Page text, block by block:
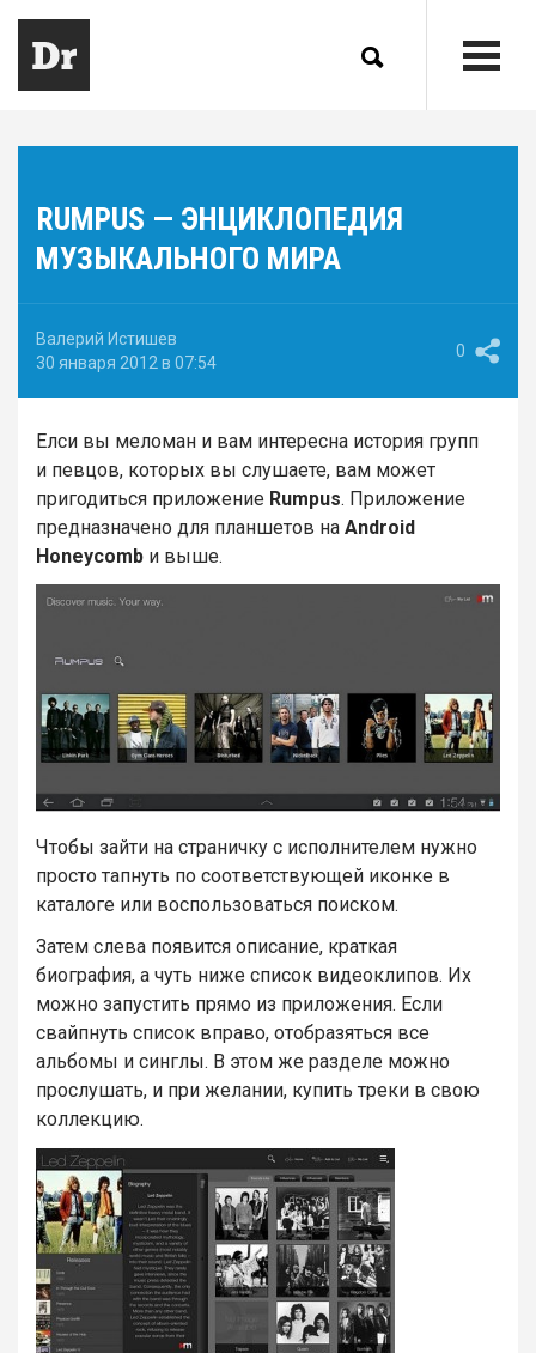
RUMPUS — ЭНЦИКЛОПЕДИЯ
МУЗЫКАЛЬНОГО МИРА
Валерий Истишев
30 января 2012 в 07:54
0
Елси вы меломан и вам интересна история групп
и певцов, которых вы слушаете, вам может
пригодиться приложение Rumpus. Приложение
предназначено для планшетов на Android
Honeycomb и выше.
Чтобы зайти на страничку с исполнителем нужно
просто тапнуть по соответствующей иконке в
каталоге или воспользоваться поиском.
Затем слева появится описание, краткая
биография, а чуть ниже список видеоклипов. Их
можно запустить прямо из приложения. Если
свайпнуть список вправо, отобразяться все
альбомы и синглы. В этом же разделе можно
прослушать, и при желании, купить треки в свою
коллекцию.